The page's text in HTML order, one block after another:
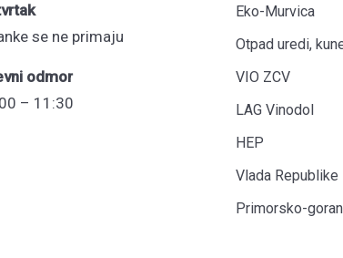
se ne primaju
odmor
– 11:30
Eko-Murvica
Otpad uredi,
VIO ZCV
LAG Vinodol
HEP
Vlada Republike
Primorsko-